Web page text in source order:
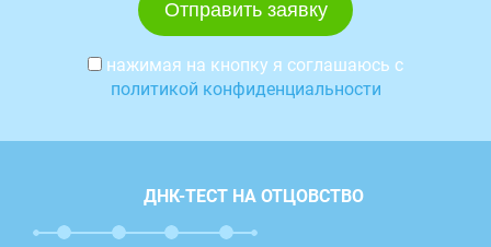
нажимая на кнопку я соглашаюсь с
политикой конфиденциальности
ДНК-ТЕСТ НА ОТЦОВСТВО